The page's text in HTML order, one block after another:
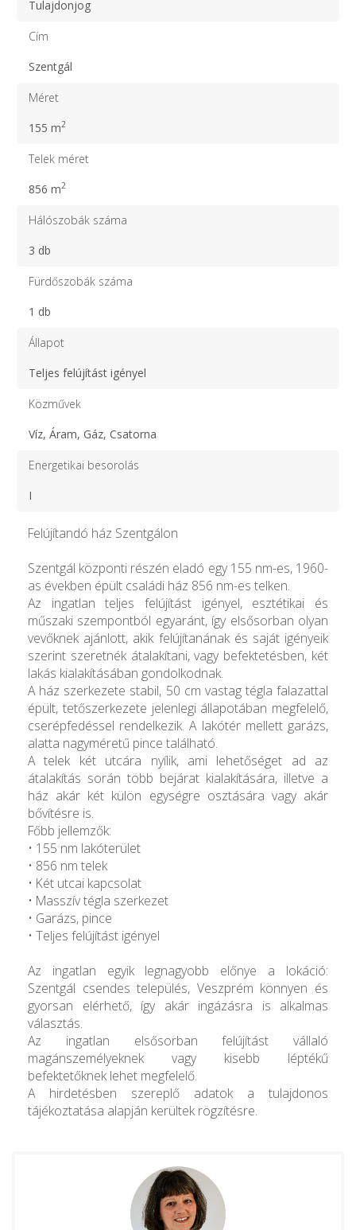
Tulajdonjog
Cím
Szentgál
Méret
155 m2
Telek méret
856 m2
Hálószobák száma
3 db
Fürdőszobák száma
1 db
Állapot
Teljes felújítást igényel
Közművek
Víz, Áram, Gáz, Csatorna
Energetikai besorolás
I
Felújítandó ház Szentgálon
Szentgál központi részén eladó egy 155 nm-es, 1960-
as években épült családi ház 856 nm-es telken.
Az ingatlan teljes felújítást igényel, esztétikai és
műszaki szempontból egyaránt, így elsősorban olyan
vevőknek ajánlott, akik felújítanának és saját igényeik
szerint szeretnék átalakítani, vagy befektetésben, két
lakás kialakításában gondolkodnak.
A ház szerkezete stabil, 50 cm vastag tégla falazattal
épült, tetőszerkezete jelenlegi állapotában megfelelő,
cserépfedéssel rendelkezik. A lakótér mellett garázs,
alatta nagyméretű pince található.
A telek két utcára nyílik, ami lehetőséget ad az
átalakítás során több bejárat kialakítására, illetve a
ház akár két külön egységre osztására vagy akár
bővítésre is.
Főbb jellemzők:
• 155 nm lakóterület
• 856 nm telek
• Két utcai kapcsolat
• Masszív tégla szerkezet
• Garázs, pince
• Teljes felújítást igényel
Az ingatlan egyik legnagyobb előnye a lokáció:
Szentgál csendes település, Veszprém könnyen és
gyorsan elérhető, így akár ingázásra is alkalmas
választás.
Az ingatlan elsősorban felújítást vállaló
magánszemélyeknek vagy kisebb léptékű
befektetőknek lehet megfelelő.
A hirdetésben szereplő adatok a tulajdonos
tájékoztatása alapján kerültek rögzítésre.